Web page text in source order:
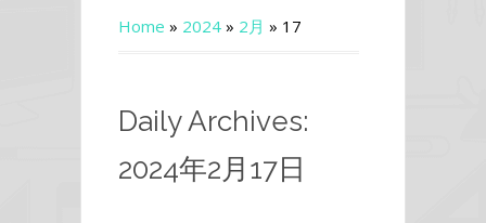
Home » 2024 » 2月 » 17
Daily Archives:
2024年2月17日